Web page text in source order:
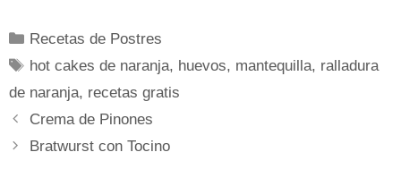
Recetas de Postres
hot cakes de naranja, huevos, mantequilla, ralladura
de naranja, recetas gratis
Crema de Pinones
Bratwurst con Tocino